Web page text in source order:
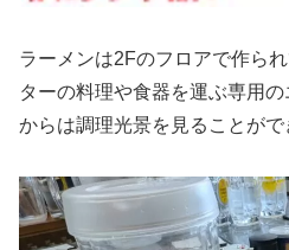
ラーメンは2Fのフロアで作ら
ターの料理や食器を運ぶ専用
からは調理光景を見ることがで